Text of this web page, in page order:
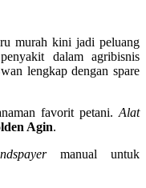
murah kini jadi peluang
dalam agribisnis
lengkap dengan spare
favorit petani. Alat
Agin.
manual untuk